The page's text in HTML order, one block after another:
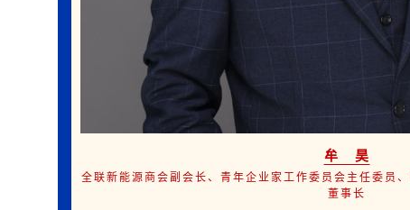
牟 昊
全联新能源商会副会长、青年企业家工作委员会主任委员、
董事长